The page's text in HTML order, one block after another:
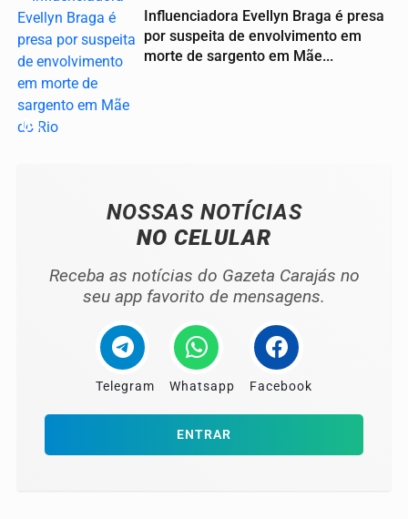
04
Influenciadora Evellyn Braga é presa
por suspeita de envolvimento em
morte de sargento em Mãe...
NOSSAS NOTÍCIAS
NO CELULAR
Receba as notícias do Gazeta Carajás no
seu app favorito de mensagens.
Telegram Whatsapp Facebook
ENTRAR